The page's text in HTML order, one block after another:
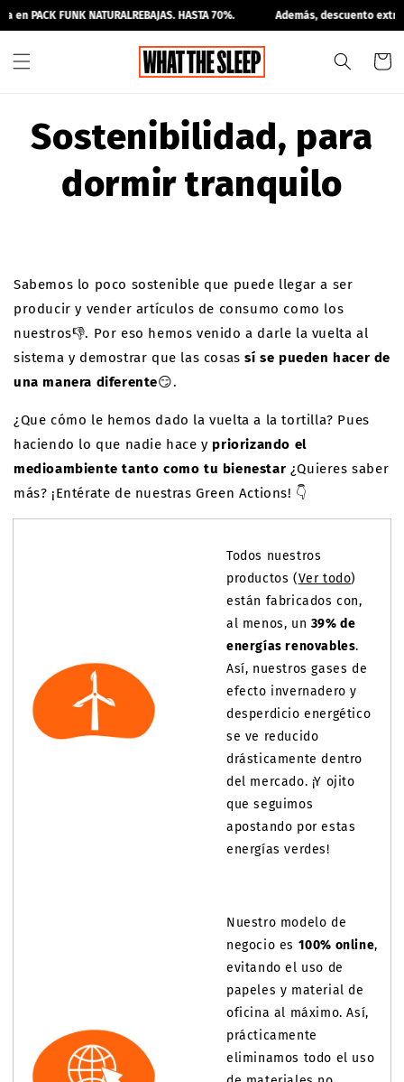
PACK FUNK NATURALREBAJAS. HASTA 70%. Además, descuento extra
directamente
Carrito
Sostenibilidad, para
dormir tranquilo
Sabemos lo poco sostenible que puede llegar a ser
producir y vender artículos de consumo como los
nuestros👎. Por eso hemos venido a darle la vuelta al
sistema y demostrar que las cosas sí se pueden hacer de
una manera diferente😏.
¿Que cómo le hemos dado la vuelta a la tortilla? Pues
haciendo lo que nadie hace y priorizando el
medioambiente tanto como tu bienestar ¿Quieres saber
más? ¡Entérate de nuestras Green Actions! 👇
Todos nuestros
productos (Ver todo)
están fabricados con,
al menos, un 39% de
energías renovables.
Así, nuestros gases de
efecto invernadero y
desperdicio energético
se ve reducido
drásticamente dentro
del mercado. ¡Y ojito
que seguimos
apostando por estas
energías verdes!
Nuestro modelo de
negocio es 100% online,
evitando el uso de
papeles y material de
oficina al máximo. Así,
prácticamente
eliminamos todo el uso